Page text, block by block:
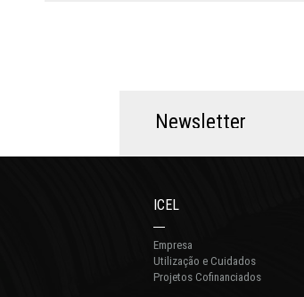
Newsletter
ICEL
Empresa
Utilização e Cuidados
Projetos Cofinanciados